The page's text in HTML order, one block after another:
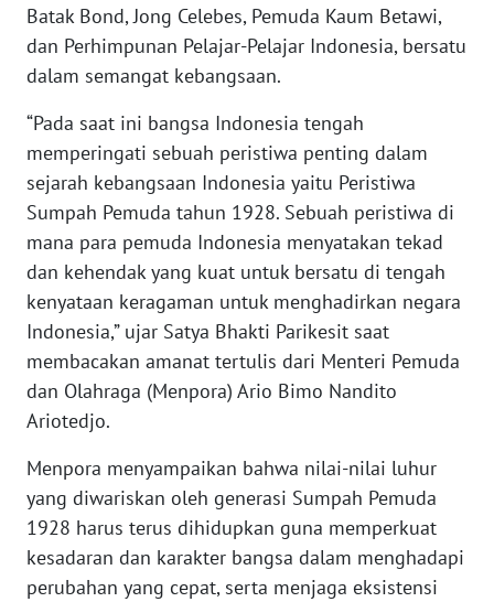
Batak Bond, Jong Celebes, Pemuda Kaum Betawi,
dan Perhimpunan Pelajar-Pelajar Indonesia, bersatu
dalam semangat kebangsaan.
“Pada saat ini bangsa Indonesia tengah
memperingati sebuah peristiwa penting dalam
sejarah kebangsaan Indonesia yaitu Peristiwa
Sumpah Pemuda tahun 1928. Sebuah peristiwa di
mana para pemuda Indonesia menyatakan tekad
dan kehendak yang kuat untuk bersatu di tengah
kenyataan keragaman untuk menghadirkan negara
Indonesia,” ujar Satya Bhakti Parikesit saat
membacakan amanat tertulis dari Menteri Pemuda
dan Olahraga (Menpora) Ario Bimo Nandito
Ariotedjo.
Menpora menyampaikan bahwa nilai-nilai luhur
yang diwariskan oleh generasi Sumpah Pemuda
1928 harus terus dihidupkan guna memperkuat
kesadaran dan karakter bangsa dalam menghadapi
perubahan yang cepat, serta menjaga eksistensi
WN
SUMUT
JAKARTA
WN
JABAR
WN
NTT
WN
WN
PAPUA
WN